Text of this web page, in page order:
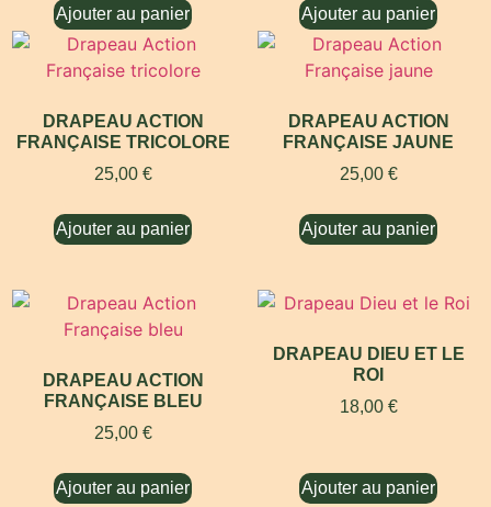
Ajouter au panier Ajouter au panier
DRAPEAU ACTION
FRANÇAISE TRICOLORE
25,00 €
Ajouter au panier
DRAPEAU ACTION
FRANÇAISE JAUNE
25,00 €
Ajouter au panier
DRAPEAU ACTION
FRANÇAISE BLEU
25,00 €
Ajouter au panier
DRAPEAU DIEU ET LE
ROI
18,00 €
Ajouter au panier